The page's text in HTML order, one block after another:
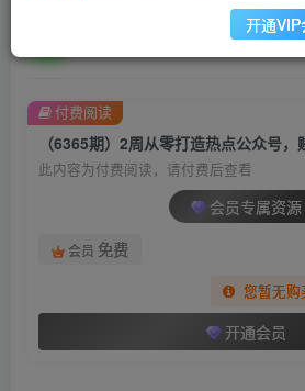
此内容为付费阅读，请付费后查看
会员专属资源
会员 免费
您暂无购
开通会员
付费阅读
开通VIP